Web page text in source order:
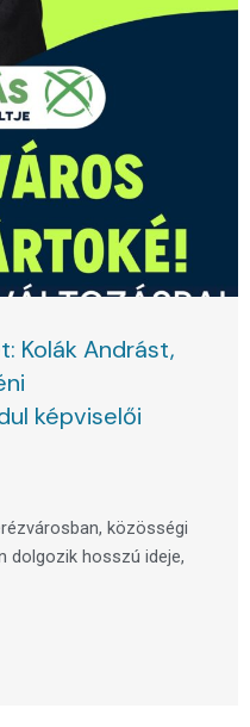
Kolák Andrást,
képviselői
közösségi
dolgozik hosszú ideje,